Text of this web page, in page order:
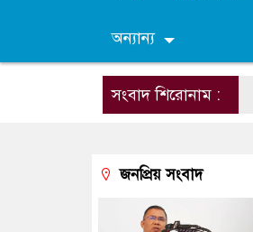
অন্যান্য
সংবাদ শিরোনাম :
জনপ্রিয় সংবাদ